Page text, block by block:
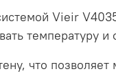
Vieir
температуру и
что